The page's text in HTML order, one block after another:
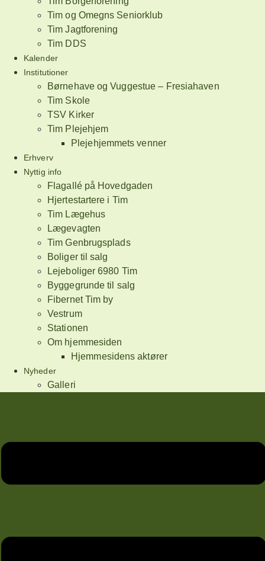
Tim og Omegns Seniorklub
Tim Jagtforening
Tim DDS
Kalender
Institutioner
Børnehave og Vuggestue – Fresiahaven
Tim Skole
TSV Kirker
Tim Plejehjem
Plejehjemmets venner
Erhverv
Nyttig info
Flagallé på Hovedgaden
Hjertestartere i Tim
Tim Lægehus
Lægevagten
Tim Genbrugsplads
Boliger til salg
Lejeboliger 6980 Tim
Byggegrunde til salg
Fibernet Tim by
Vestrum
Stationen
Om hjemmesiden
Hjemmesidens aktører
Nyheder
Galleri